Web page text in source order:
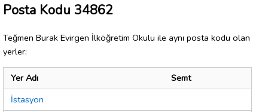
Posta Kodu 34862
Teğmen Burak Evirgen İlköğretim Okulu ile aynı posta kodu olan
yerler:
Yer Adı
Semt
İstasyon